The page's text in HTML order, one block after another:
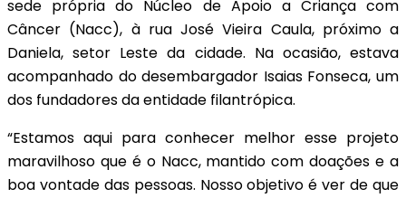
sede própria do Núcleo de Apoio a Criança com
Câncer (Nacc), à rua José Vieira Caula, próximo a
Daniela, setor Leste da cidade. Na ocasião, estava
acompanhado do desembargador Isaias Fonseca, um
dos fundadores da entidade filantrópica.
“Estamos aqui para conhecer melhor esse projeto
maravilhoso que é o Nacc, mantido com doações e a
boa vontade das pessoas. Nosso objetivo é ver de que